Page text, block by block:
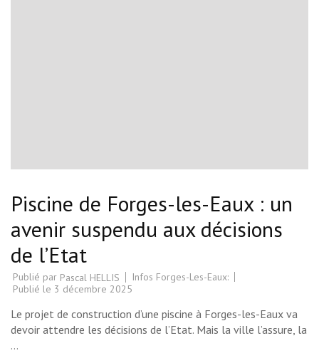
Piscine de Forges-les-Eaux : un
avenir suspendu aux décisions
de l’Etat
Publié par Pascal HELLIS
Infos Forges-Les-Eaux:
Publié le 3 décembre 2025
Le projet de construction d’une piscine à Forges-les-Eaux va
devoir attendre les décisions de l’Etat. Mais la ville l’assure, la
…